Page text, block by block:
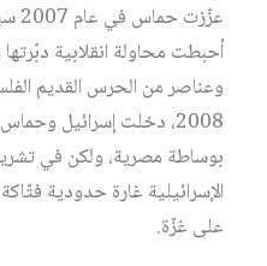
أحبطت محاولة انقلابية
وعناصر من الحرس القديم
2008، دخلت إسرائيل
بوساطة مصرية، ولكن في
الإسرائيلية غارة حدودية
على غزّة.